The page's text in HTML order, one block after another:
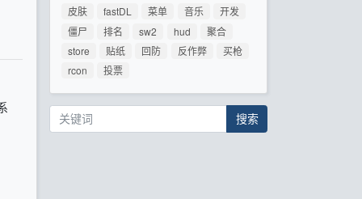
皮肤
fastDL 菜单 音乐
开发
僵尸
排名 sw2 hud
聚合
store
贴纸 回防 反作弊
买枪
rcon
投票
搜索